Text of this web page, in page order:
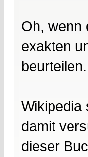
Oh, wenn
exakten
beurteilen.
Wikipedia
damit
dieser